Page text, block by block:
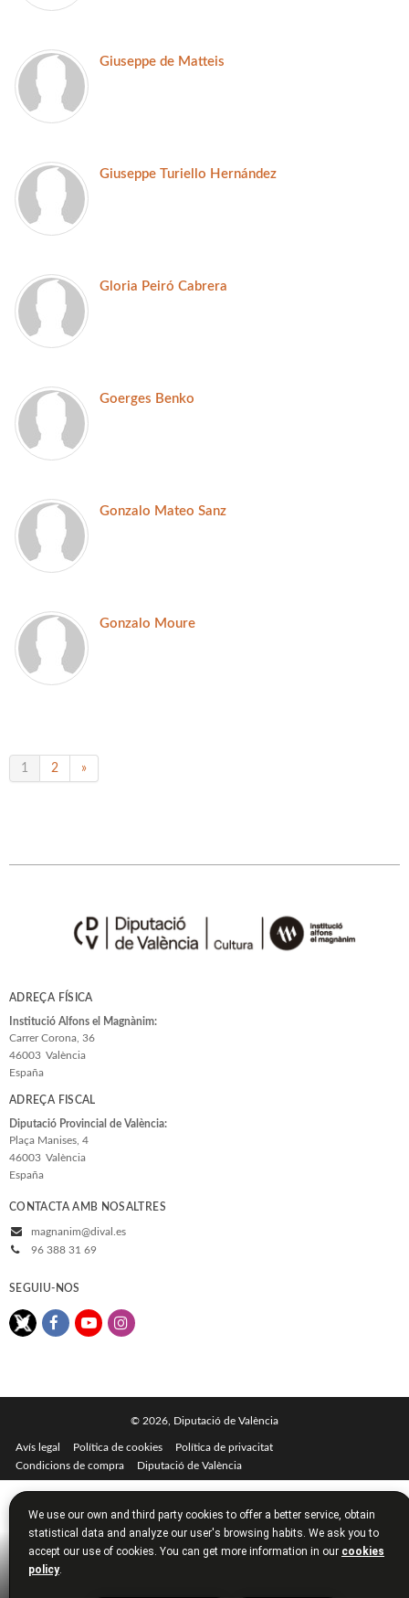
Giuseppe de Matteis
Giuseppe Turiello Hernández
Gloria Peiró Cabrera
Goerges Benko
Gonzalo Mateo Sanz
Gonzalo Moure
1 2 »
ADREÇA FÍSICA
Institució Alfons el Magnànim:
Carrer Corona, 36
46003 València
España
ADREÇA FISCAL
Diputació Provincial de València:
Plaça Manises, 4
46003 València
España
CONTACTA AMB NOSALTRES
magnanim@dival.es
96 388 31 69
SEGUIU-NOS
© 2026, Diputació de València
Avís legal Política de cookies
Política de privacitat
Condicions de compra
Diputació de València
We use our own and third party cookies to offer a better service, obtain
statistical data and analyze our user's browsing habits. We ask you to
accept our use of cookies. You can get more information in our cookies
policy.